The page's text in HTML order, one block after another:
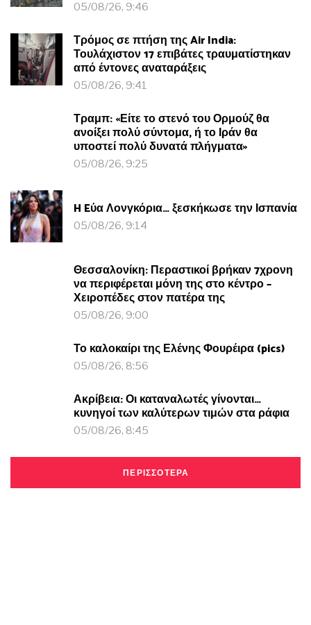
05/08/26, 9:46
Τρόμος σε πτήση της Air India:
Τουλάχιστον 17 επιβάτες τραυματίστηκαν
από έντονες αναταράξεις
05/08/26, 9:41
Τραμπ: «Είτε το στενό του Ορμούζ θα
ανοίξει πολύ σύντομα, ή το Ιράν θα
υποστεί πολύ δυνατά πλήγματα»
05/08/26, 9:25
H Eύα Λονγκόρια… ξεσκήκωσε την Ισπανία
05/08/26, 9:14
Θεσσαλονίκη: Περαστικοί βρήκαν 7χρονη
να περιφέρεται μόνη της στο κέντρο –
Χειροπέδες στον πατέρα της
05/08/26, 9:00
Το καλοκαίρι της Ελένης Φουρέιρα (pics)
05/08/26, 8:56
Ακρίβεια: Οι καταναλωτές γίνονται…
κυνηγοί των καλύτερων τιμών στα ράφια
05/08/26, 8:45
ΠΕΡΙΣΣΟΤΕΡΑ